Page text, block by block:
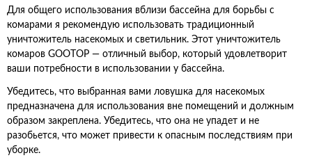
Для общего использования вблизи бассейна для борьбы с
комарами я рекомендую использовать традиционный
уничтожитель насекомых и светильник. Этот уничтожитель
комаров GOOTOP — отличный выбор, который удовлетворит
ваши потребности в использовании у бассейна.
Убедитесь, что выбранная вами ловушка для насекомых
предназначена для использования вне помещений и должным
образом закреплена. Убедитесь, что она не упадет и не
разобьется, что может привести к опасным последствиям при
уборке.